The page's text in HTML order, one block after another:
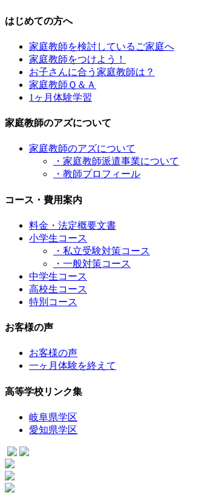
はじめての方へ
家庭教師を検討しているご家庭へ
家庭教師をつけよう！
お子さんに合う家庭教師は？
家庭教師Ｑ＆Ａ
1ヶ月体験学習
家庭教師のアズについて
家庭教師のアズについて
・家庭教師派遣事業について
・教師プロフィール
コース・費用案内
料金・法定概要文書
小学生コース
・私立受験対策コース
・一般対策コース
中学生コース
高校生コース
特別コース
お客様の声
お客様の声
一ヶ月体験を終えて
高等学校リンク集
岐阜県学区
愛知県学区